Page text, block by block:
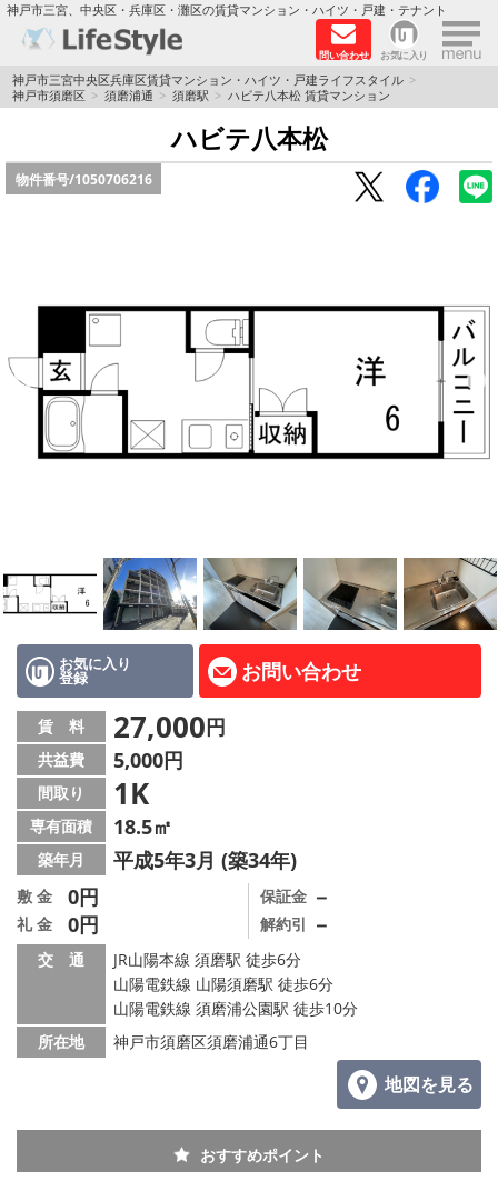
神戸市三宮、中央区・兵庫区・灘区の賃貸マンション・ハイツ・戸建・テナント
問い合わせ お気に入り ×
TOPページ
神戸の単身向けマンション特集
新築物件
リノベーション物件
ペット飼育可能
地域から探す
地図から探す
店舗情報·アクセス
会社概要
メールでお問い合わせ
神戸市三宮中央区兵庫区賃貸マンション・ハイツ・戸建ライフスタイル
神戸市須磨区
須磨浦通 須磨駅 ハビテ八本松 賃貸マンション
ハビテ八本松
物件番号/1050706216
お気に入り
登録 お問い合わせ
賃 料 27,000円
共益費 5,000円
間取り 1K
専有面積 18.5㎡
築年月 平成5年3月 (築34年)
敷 金 0円
礼 金 0円
保証金 －
解約引 －
交 通
JR山陽本線 須磨駅 徒歩6分
山陽電鉄線 山陽須磨駅 徒歩6分
山陽電鉄線 須磨浦公園駅 徒歩10分
所在地
神戸市須磨区須磨浦通6丁目
地図を見る
おすすめポイント